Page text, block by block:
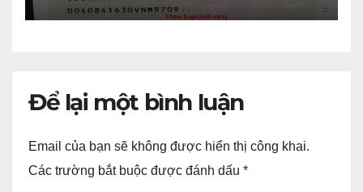
Để lại một bình luận
Email của bạn sẽ không được hiển thị công khai.
Các trường bắt buộc được đánh dấu *